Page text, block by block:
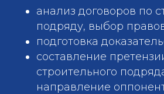
анализ договоров по
подряду, выбор
подготовка
составление
строительного
направление